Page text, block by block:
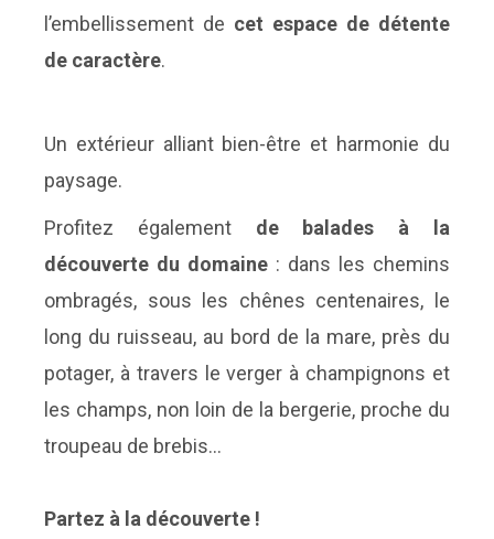
l’embellissement de cet espace de détente
de caractère.
Un extérieur alliant bien-être et harmonie du
paysage.
Profitez également de balades à la
découverte du domaine : dans les chemins
ombragés, sous les chênes centenaires, le
long du ruisseau, au bord de la mare, près du
potager, à travers le verger à champignons et
les champs, non loin de la bergerie, proche du
troupeau de brebis…
Partez à la découverte !